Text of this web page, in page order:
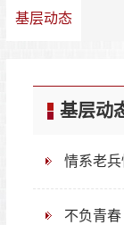
基层动态
基层动